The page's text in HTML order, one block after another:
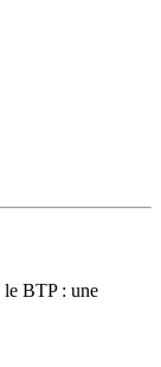
le BTP : une